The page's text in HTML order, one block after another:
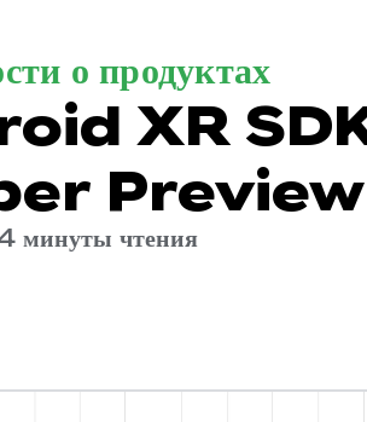
о продуктах
XR
минуты чтения